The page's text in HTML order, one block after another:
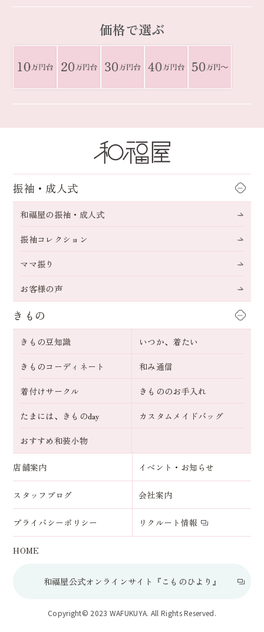
価格で選ぶ
振袖・成人式
和福屋の振袖・成人式
振袖コレクション
ママ振り
お客様の声
きもの
きもの豆知識 いつか、着たい
きものコーディネート 和み通信
着付けサークル きもののお手入れ
たまには、きものday カスタムメイドバッグ
おすすめ和装小物
店舗案内 イベント・お知らせ
スタッフブログ 会社案内
プライバシーポリシー リクルート情報
HOME
和福屋公式オンラインサイト『こものひより』
Copyright© 2023 WAFUKUYA. All Rights Reserved.